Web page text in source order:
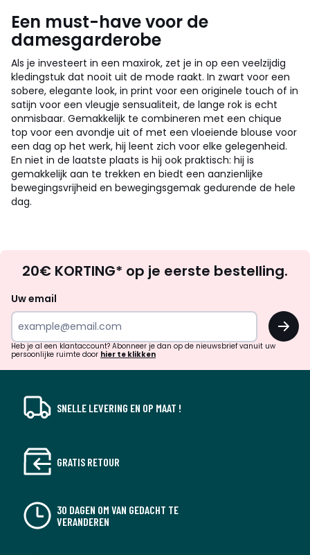
Een must-have voor de
damesgarderobe
Als je investeert in een maxirok, zet je in op een veelzijdig
kledingstuk dat nooit uit de mode raakt. In zwart voor een
sobere, elegante look, in print voor een originele touch of in
satijn voor een vleugje sensualiteit, de lange rok is echt
onmisbaar. Gemakkelijk te combineren met een chique
top voor een avondje uit of met een vloeiende blouse voor
een dag op het werk, hij leent zich voor elke gelegenheid.
En niet in de laatste plaats is hij ook praktisch: hij is
gemakkelijk aan te trekken en biedt een aanzienlijke
bewegingsvrijheid en bewegingsgemak gedurende de hele
dag.
zoek
inspiratie
verrassingen?
20€ KORTING* op je eerste bestelling.
Uw email
OK
Heb je al een klantaccount? Abonneer je dan op de nieuwsbrief vanuit uw
persoonlijke ruimte door hier te klikken
SNELLE LEVERING EN OP MAAT !
GRATIS RETOUR
30 DAGEN OM VAN GEDACHT TE
VERANDEREN